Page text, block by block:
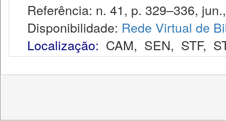
Referência: n. 41, p. 329–336,
Disponibilidade: Rede Virtual de
Localização: CAM, SEN, STF,